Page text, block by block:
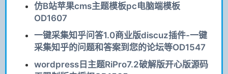
仿B站苹果cms主题模板pc电脑端模板
OD1607
一键采集知乎问答1.0商业版discuz插件-一键
采集知乎的问题和答案到您的论坛等OD1547
wordpress日主题RiPro7.2破解版开心版源码